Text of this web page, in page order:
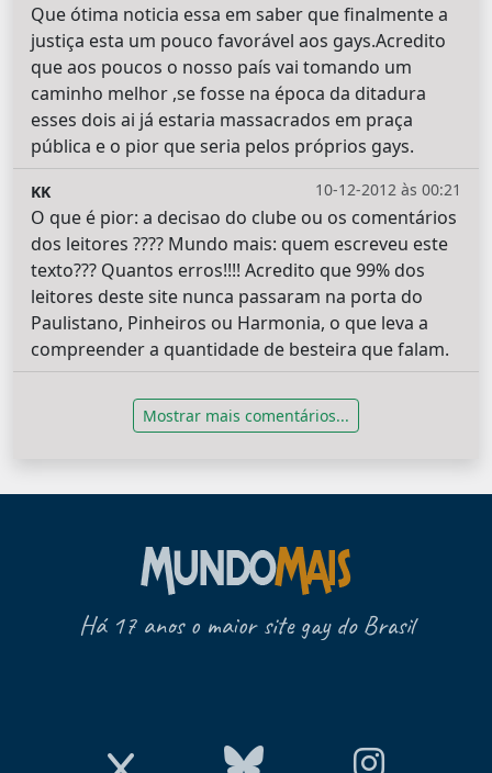
Que ótima noticia essa em saber que finalmente a
justiça esta um pouco favorável aos gays.Acredito
que aos poucos o nosso país vai tomando um
caminho melhor ,se fosse na época da ditadura
esses dois ai já estaria massacrados em praça
pública e o pior que seria pelos próprios gays.
10-12-2012 às 00:21
KK
O que é pior: a decisao do clube ou os comentários
dos leitores ???? Mundo mais: quem escreveu este
texto??? Quantos erros!!!! Acredito que 99% dos
leitores deste site nunca passaram na porta do
Paulistano, Pinheiros ou Harmonia, o que leva a
compreender a quantidade de besteira que falam.
Mostrar mais comentários...
Há 17 anos o maior site gay do Brasil